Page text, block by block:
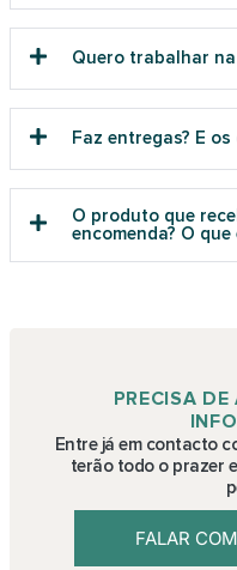
Quero trabalhar
Faz entregas? E os
O produto que
encomenda? O
PRECISA
Entre já em contacto
terão todo o prazer
FALAR